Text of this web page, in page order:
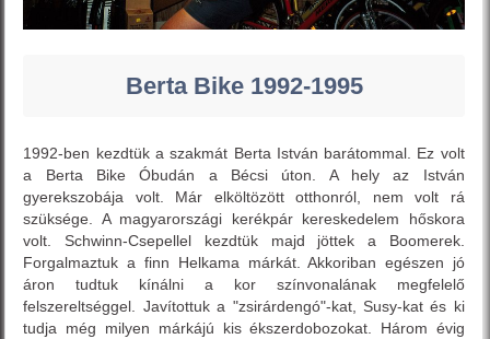
Berta Bike 1992-1995
1992-ben kezdtük a szakmát Berta István barátommal. Ez volt
a Berta Bike Óbudán a Bécsi úton. A hely az István
gyerekszobája volt. Már elköltözött otthonról, nem volt rá
szüksége. A magyarországi kerékpár kereskedelem hőskora
volt. Schwinn-Csepellel kezdtük majd jöttek a Boomerek.
Forgalmaztuk a finn Helkama márkát. Akkoriban egészen jó
áron tudtuk kínálni a kor színvonalának megfelelő
felszereltséggel. Javítottuk a "zsirárdengó"-kat, Susy-kat és ki
tudja még milyen márkájú kis ékszerdobozokat. Három évig